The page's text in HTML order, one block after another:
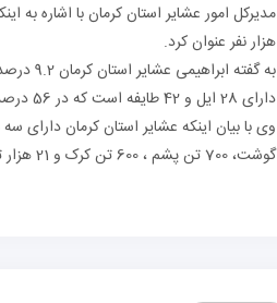
هزار نفر عنوان کرد.
به
دارای 28 ایل و 42 طایفه است که در 56 درصد استان قلمرو فعالیت دارد.
گوشت، 700 تن پشم ، 600 تن کرک و 21 هزار تن مواد لبنی را تولید می کند.